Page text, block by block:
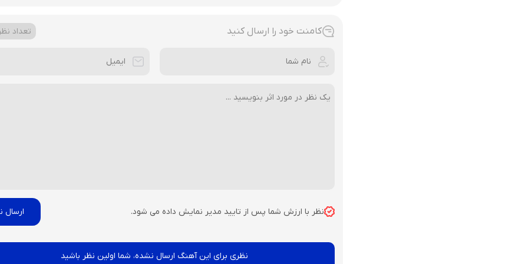
کامنت خود را ارسال کنید تعداد
نظر با ارزش شما پس از تایید مدیر نمایش داده می شود.
نظری برای این آهنگ ارسال نشده، شما اولین نظر باشید